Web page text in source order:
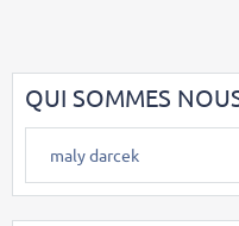
QUI SOMMES
maly darcek